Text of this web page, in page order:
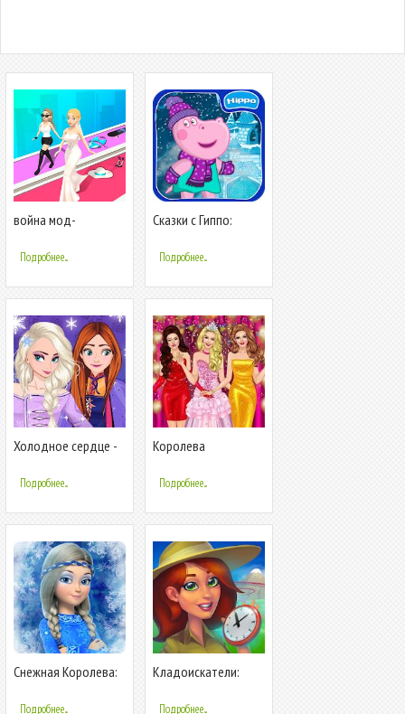
война мод-
Подробнее...
Сказки с Гиппо:
Подробнее...
Холодное сердце -
для модниц
Подробнее...
Королева
Поднимающаяся
Звезда
Подробнее...
Снежная Королева:
Прыгать и бегать
Подробнее...
Кладоискатели:
Подробнее...